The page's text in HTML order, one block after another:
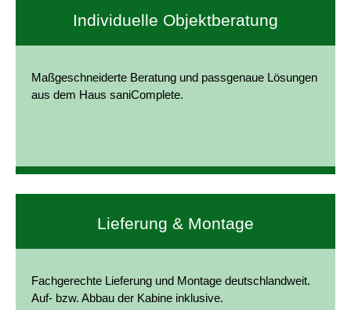
Individuelle Objektberatung
Maßgeschneiderte Beratung und passgenaue Lösungen
aus dem Haus saniComplete.
Lieferung & Montage
Fachgerechte Lieferung und Montage deutschlandweit.
Auf- bzw. Abbau der Kabine inklusive.